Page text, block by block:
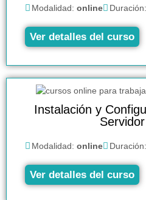
Modalidad: online Duración:
Ver detalles del curso
Instalación y
Modalidad: online Duración:
Ver detalles del curso